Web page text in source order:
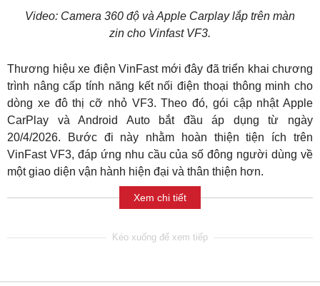
Video: Camera 360 độ và Apple Carplay lắp trên màn
zin cho Vinfast VF3.
Thương hiệu xe điện VinFast mới đây đã triển khai chương
trình nâng cấp tính năng kết nối điện thoại thông minh cho
dòng xe đô thị cỡ nhỏ VF3. Theo đó, gói cập nhật Apple
CarPlay và Android Auto bắt đầu áp dụng từ ngày
20/4/2026. Bước đi này nhằm hoàn thiện tiện ích trên
VinFast VF3, đáp ứng nhu cầu của số đông người dùng về
một giao diện vận hành hiện đại và thân thiện hơn.
Xem chi tiết